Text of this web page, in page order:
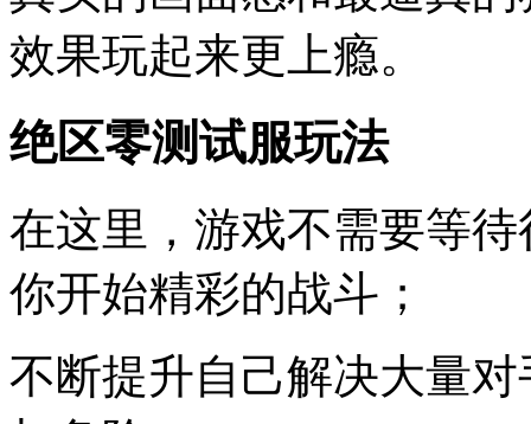
效果玩起来更上瘾。
绝区零测试服玩法
在这里，游戏不需要等
你开始精彩的战斗；
不断提升自己解决大量